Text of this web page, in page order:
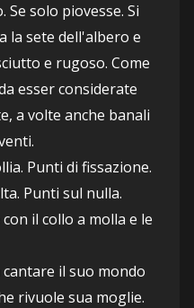
Se solo piovesse. Si
la sete dell'albero e
e rugoso. Come
esser considerate
a volte anche banali
Punti di fissazione.
Punti sul nulla.
il collo a molla e le
rivuole sua moglie.